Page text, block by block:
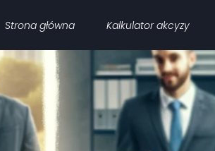
Strona główna Kalkulator akcyzy